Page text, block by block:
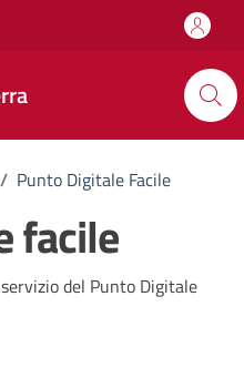
/ Punto Digitale Facile
facile
del Punto Digitale